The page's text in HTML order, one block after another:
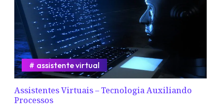
Assistentes Virtuais – Tecnologia Auxiliando
Processos
assistente virtual